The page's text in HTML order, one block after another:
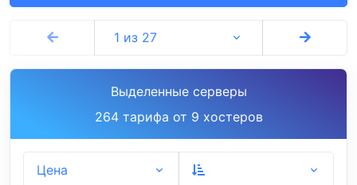
1 из 27
Выделенные серверы
264 тарифа от 9 хостеров
Цена